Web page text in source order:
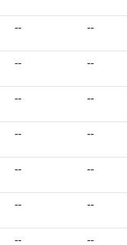
-- --
-- --
-- --
-- --
-- --
-- --
-- --